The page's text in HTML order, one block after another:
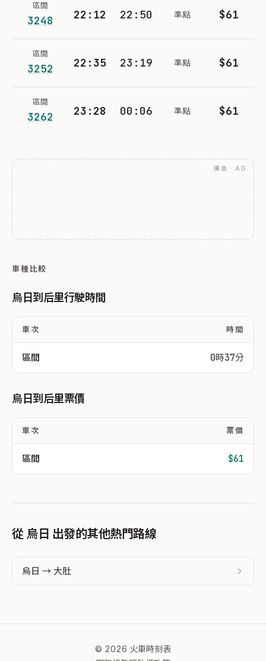
區間
3248 22:12 22:50 準點 $61
區間
3252 22:35 23:19 準點 $61
區間
3262 23:28 00:06 準點 $61
廣告 · AD
車種比較
烏日到后里行駛時間
車次 時間
區間 0時37分
烏日到后里票價
車次 票價
區間 $61
從 烏日 出發的其他熱門路線
烏日 → 大肚
© 2026 火車時刻表